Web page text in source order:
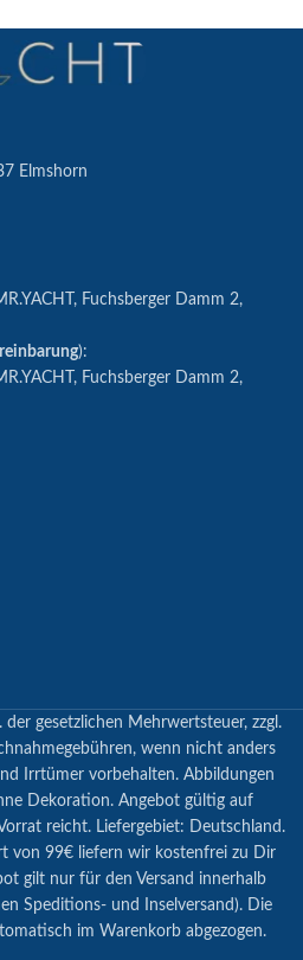
Elmshorn
Fuchsberger Damm 2,
):
Fuchsberger Damm 2,
gesetzlichen Mehrwertsteuer, zzgl.
wenn nicht anders
Irrtümer vorbehalten. Abbildungen
Dekoration. Angebot gültig auf
reicht. Liefergebiet: Deutschland.
von 99€ liefern wir kostenfrei zu Dir
gilt nur für den Versand innerhalb
Speditions- und Inselversand). Die
im Warenkorb abgezogen.